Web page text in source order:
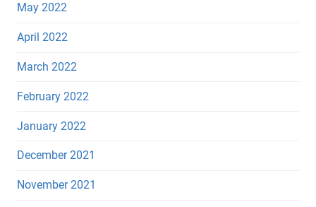
May 2022
April 2022
March 2022
February 2022
January 2022
December 2021
November 2021